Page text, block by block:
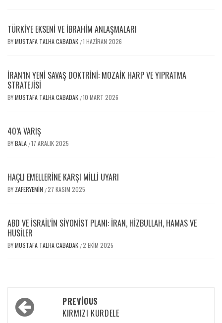
TÜRKİYE EKSENİ VE İBRAHİM ANLAŞMALARI
BYMUSTAFA TALHA CABADAK /1 HAZIRAN 2026
İRAN’IN YENI SAVAŞ DOKTRINI: MOZAIK HARP VE YIPRATMA
STRATEJISI
BYMUSTAFA TALHA CABADAK /10 MART 2026
40’A VARIŞ
BYBALA /17 ARALIK 2025
HAÇLI EMELLERİNE KARŞI MİLLİ UYARI
BY ZAFERYEMIN /27 KASIM 2025
ABD VE İSRAIL’IN SIYONIST PLANI: İRAN, HIZBULLAH, HAMAS VE
HUSILER
BYMUSTAFA TALHA CABADAK /2 EKIM 2025
PREVIOUS
KIRMIZI KURDELE